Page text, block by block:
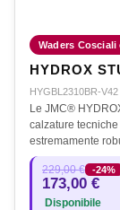
Waders Cosciali
HYDROX
HYGBL2310BR-V42
Le JMC®
calzature
estremamente
229,00 € -24%
173,00 €
Disponibile